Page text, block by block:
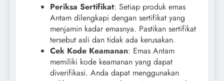
Periksa Sertifikat: Setiap produk emas
Antam dilengkapi dengan sertifikat yang
menjamin kadar emasnya. Pastikan sertifikat
tersebut asli dan tidak ada kerusakan.
Cek Kode Keamanan: Emas Antam
memiliki kode keamanan yang dapat
diverifikasi. Anda dapat menggunakan